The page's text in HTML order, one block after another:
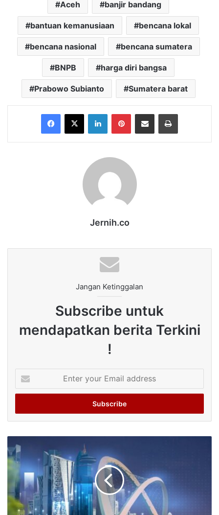
Aceh banjir bandang
bantuan kemanusiaan bencana lokal
bencana nasional bencana sumatera
BNPB harga diri bangsa
Prabowo Subianto Sumatera barat
Facebook
X LinkedInPinterestShare via Email Print
Jernih.co
Jangan Ketinggalan
Subscribe untuk
mendapatkan berita Terkini
!
your
Email